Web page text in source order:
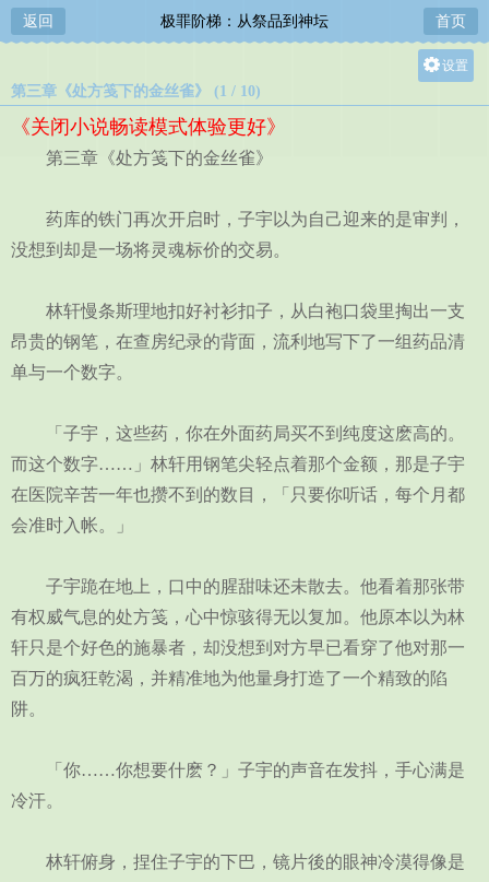
返回 极罪阶梯：从祭品到神坛 首页
设置
第三章《处方笺下的金丝雀》 (1 / 10)
《关闭小说畅读模式体验更好》
第三章《处方笺下的金丝雀》
药库的铁门再次开启时，子宇以为自己迎来的是审判，
没想到却是一场将灵魂标价的交易。
林轩慢条斯理地扣好衬衫扣子，从白袍口袋里掏出一支
昂贵的钢笔，在查房纪录的背面，流利地写下了一组药品清
单与一个数字。
「子宇，这些药，你在外面药局买不到纯度这麽高的。
而这个数字……」林轩用钢笔尖轻点着那个金额，那是子宇
在医院辛苦一年也攒不到的数目，「只要你听话，每个月都
会准时入帐。」
子宇跪在地上，口中的腥甜味还未散去。他看着那张带
有权威气息的处方笺，心中惊骇得无以复加。他原本以为林
轩只是个好色的施暴者，却没想到对方早已看穿了他对那一
百万的疯狂乾渴，并精准地为他量身打造了一个精致的陷
阱。
「你……你想要什麽？」子宇的声音在发抖，手心满是
冷汗。
林轩俯身，捏住子宇的下巴，镜片後的眼神冷漠得像是